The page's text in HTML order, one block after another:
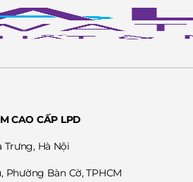
CAO CẤP LPD
Trưng, Hà Nội
Phường Bàn Cờ, TPHCM